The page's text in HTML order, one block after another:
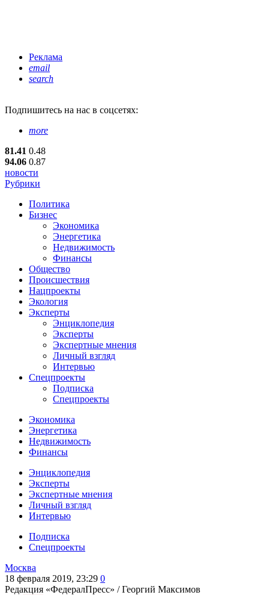
Реклама
email
search
Подпишитесь на нас в соцсетях:
more
81.41 0.48
94.06 0.87
новости
Рубрики
Политика
Бизнес
Экономика
Энергетика
Недвижимость
Финансы
Общество
Происшествия
Нацпроекты
Экология
Эксперты
Энциклопедия
Эксперты
Экспертные мнения
Личный взгляд
Интервью
Спецпроекты
Подписка
Спецпроекты
Экономика
Энергетика
Недвижимость
Финансы
Энциклопедия
Эксперты
Экспертные мнения
Личный взгляд
Интервью
Подписка
Спецпроекты
Москва
18 февраля 2019, 23:29 0
Редакция «ФедералПресс» /Георгий Максимов